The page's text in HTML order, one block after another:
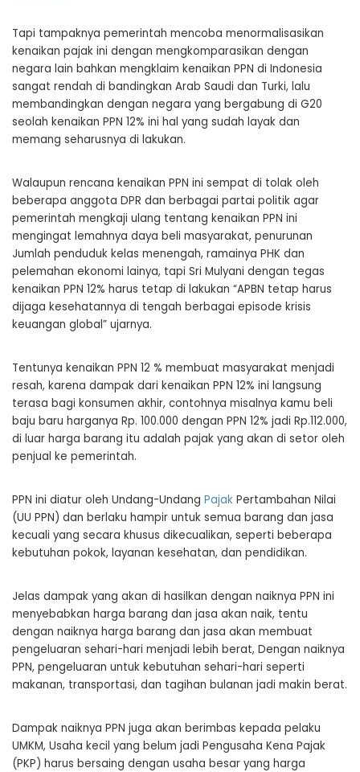
Tapi tampaknya pemerintah mencoba menormalisasikan
kenaikan pajak ini dengan mengkomparasikan dengan
negara lain bahkan mengklaim kenaikan PPN di Indonesia
sangat rendah di bandingkan Arab Saudi dan Turki, lalu
membandingkan dengan negara yang bergabung di G20
seolah kenaikan PPN 12% ini hal yang sudah layak dan
memang seharusnya di lakukan.
Walaupun rencana kenaikan PPN ini sempat di tolak oleh
beberapa anggota DPR dan berbagai partai politik agar
pemerintah mengkaji ulang tentang kenaikan PPN ini
mengingat lemahnya daya beli masyarakat, penurunan
Jumlah penduduk kelas menengah, ramainya PHK dan
pelemahan ekonomi lainya, tapi Sri Mulyani dengan tegas
kenaikan PPN 12% harus tetap di lakukan “APBN tetap harus
dijaga kesehatannya di tengah berbagai episode krisis
keuangan global” ujarnya.
Tentunya kenaikan PPN 12 % membuat masyarakat menjadi
resah, karena dampak dari kenaikan PPN 12% ini langsung
terasa bagi konsumen akhir, contohnya misalnya kamu beli
baju baru harganya Rp. 100.000 dengan PPN 12% jadi Rp.112.000,
di luar harga barang itu adalah pajak yang akan di setor oleh
penjual ke pemerintah.
PPN ini diatur oleh Undang-Undang Pajak Pertambahan Nilai
(UU PPN) dan berlaku hampir untuk semua barang dan jasa
kecuali yang secara khusus dikecualikan, seperti beberapa
kebutuhan pokok, layanan kesehatan, dan pendidikan.
Jelas dampak yang akan di hasilkan dengan naiknya PPN ini
menyebabkan harga barang dan jasa akan naik, tentu
dengan naiknya harga barang dan jasa akan membuat
pengeluaran sehari-hari menjadi lebih berat, Dengan naiknya
PPN, pengeluaran untuk kebutuhan sehari-hari seperti
makanan, transportasi, dan tagihan bulanan jadi makin berat.
Dampak naiknya PPN juga akan berimbas kepada pelaku
UMKM, Usaha kecil yang belum jadi Pengusaha Kena Pajak
(PKP) harus bersaing dengan usaha besar yang harga